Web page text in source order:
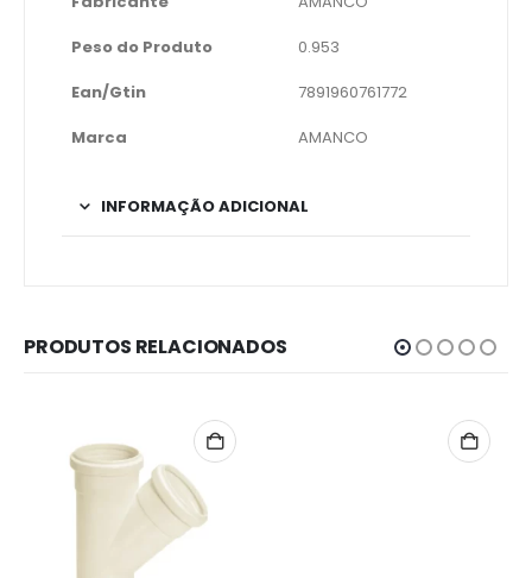
Peso do Produto
0.953
Ean/Gtin
7891960761772
Marca
AMANCO
INFORMAÇÃO ADICIONAL
PRODUTOS RELACIONADOS